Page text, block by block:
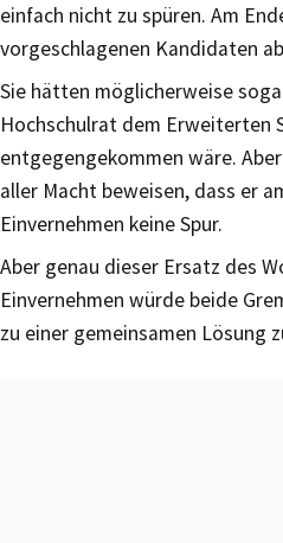
einfach nicht zu spüren. Am
vorgeschlagenen Kandidaten
Sie hätten möglicherweise
Hochschulrat dem Erweiterten
entgegengekommen wäre.
aller Macht beweisen, dass er
Einvernehmen keine Spur.
Aber genau dieser Ersatz des
Einvernehmen würde beide
zu einer gemeinsamen Lösung